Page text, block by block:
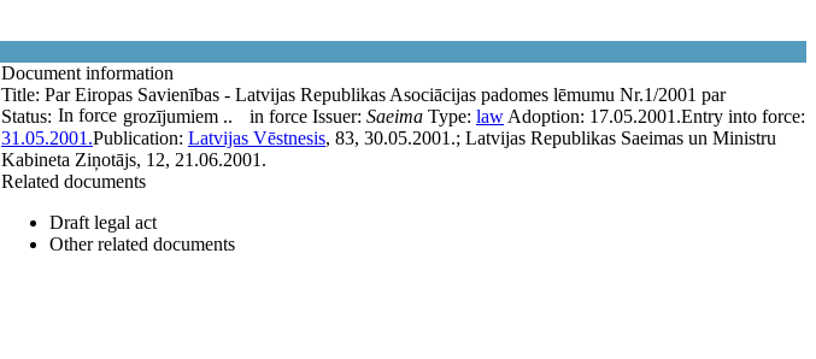
Document information
Title: Par Eiropas Savienības - Latvijas Republikas Asociācijas padomes lēmumu Nr.1/2001 par
grozījumiem ..
Status: In force in force Issuer: Saeima Type: law Adoption: 17.05.2001.Entry into force:
31.05.2001.Publication: Latvijas Vēstnesis, 83, 30.05.2001.; Latvijas Republikas Saeimas un Ministru
Kabineta Ziņotājs, 12, 21.06.2001.
Related documents
Draft legal act
Other related documents